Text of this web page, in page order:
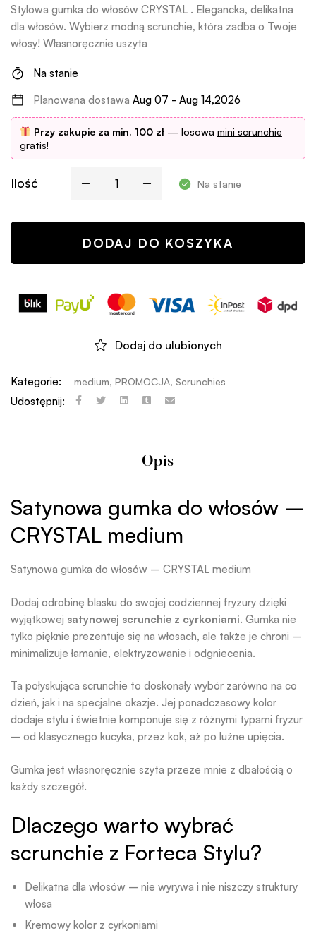
Stylowa gumka do włosów CRYSTAL . Elegancka, delikatna
dla włosów. Wybierz modną scrunchie, która zadba o Twoje
włosy! Własnoręcznie uszyta
Na stanie
Planowana dostawa Aug 07 - Aug 14,2026
Przy zakupie za min. 100 zł— losowa mini scrunchie
gratis!
Ilość Na stanie
DODAJ DO KOSZYKA
Dodaj do ulubionych
Kategorie: medium, PROMOCJA, Scrunchies
Udostępnij:
Opis
Satynowa gumka do włosów –
CRYSTAL medium
Satynowa gumka do włosów – CRYSTAL medium
Dodaj odrobinę blasku do swojej codziennej fryzury dzięki
wyjątkowej satynowej scrunchie z cyrkoniami. Gumka nie
tylko pięknie prezentuje się na włosach, ale także je chroni –
minimalizuje łamanie, elektryzowanie i odgniecenia.
Ta połyskująca scrunchie to doskonały wybór zarówno na co
dzień, jak i na specjalne okazje. Jej ponadczasowy kolor
dodaje stylu i świetnie komponuje się z różnymi typami fryzur
– od klasycznego kucyka, przez kok, aż po luźne upięcia.
Gumka jest własnoręcznie szyta przeze mnie z dbałością o
każdy szczegół.
Dlaczego warto wybrać
scrunchie z Forteca Stylu?
Delikatna dla włosów – nie wyrywa i nie niszczy struktury
włosa
Kremowy kolor z cyrkoniami